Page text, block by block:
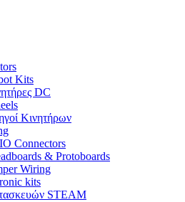
Kits
DC
Κινητήρων
Connectors
& Protoboards
Wiring
kits
STEAM